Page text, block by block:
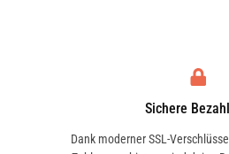
Sichere
Dank moderner SSL-